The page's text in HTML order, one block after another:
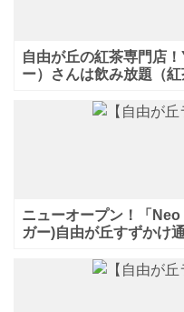
自由が丘の紅茶専門店
ー）さんは飲み放題（
ニューオープン！「
ガー)自由が丘すずかけ